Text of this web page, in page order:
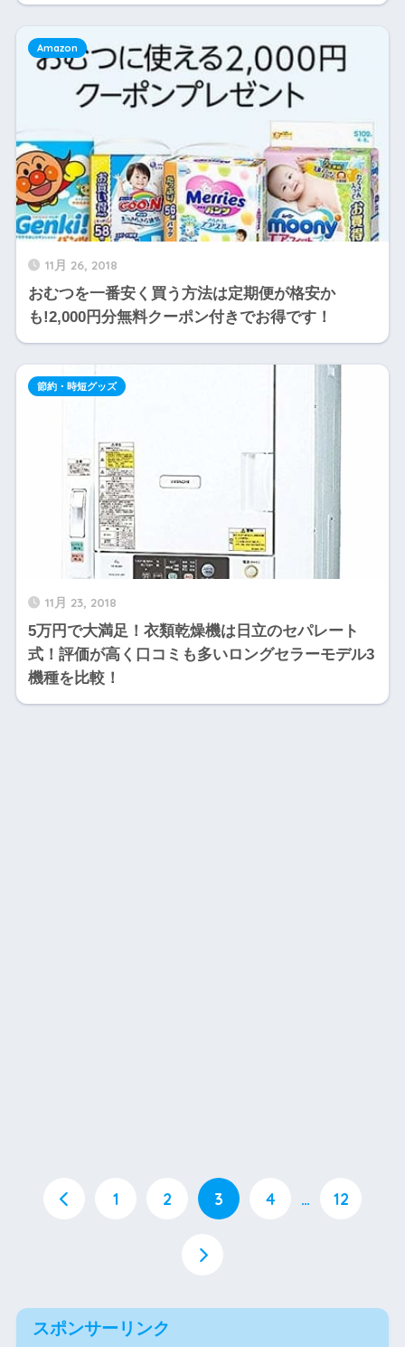
11月 26, 2018
おむつを一番安く買う方法は定期便が格安か
も!2,000円分無料クーポン付きでお得です！
Amazon
11月 23, 2018
5万円で大満足！衣類乾燥機は日立のセパレート
式！評価が高く口コミも多いロングセラーモデル3
機種を比較！
節約・時短グッズ
1 2 3 4 … 12
スポンサーリンク